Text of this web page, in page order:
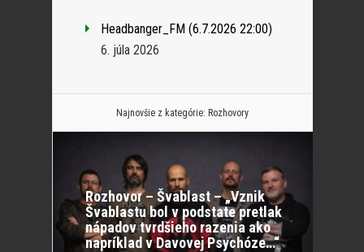
Headbanger_FM (6.7.2026 22:00)
6. júla 2026
Najnovšie z kategórie: Rozhovory
Rozhovor – Švablast – „Vznik
Švablastu bol v podstate pretlak
nápadov tvrdšieho razenia ako
napríklad v Davovej Psychóze…“